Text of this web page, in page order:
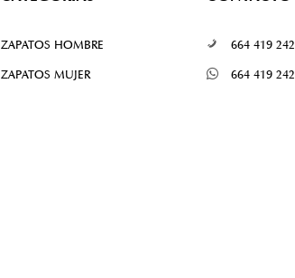
ZAPATOS HOMBRE
ZAPATOS MUJER
664 419 242
664 419 242